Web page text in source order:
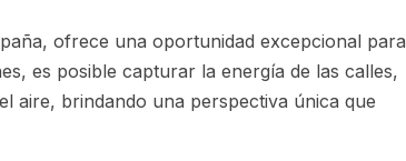
ofrece una oportunidad excepcional para
es posible capturar la energía de las calles,
aire, brindando una perspectiva única que